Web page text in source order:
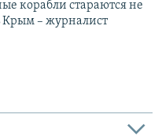
корабли стараются не
Крым – журналист